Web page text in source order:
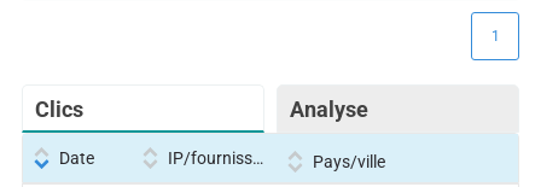
Clics Analyse
1
Date IP/fournisseur Pays/ville